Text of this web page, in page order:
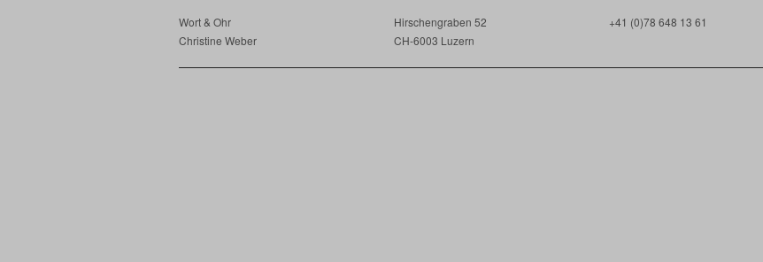
Wort & Ohr
Christine Weber
Hirschengraben 52
CH-6003 Luzern
+41 (0)78 648 13 61